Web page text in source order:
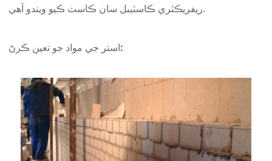
ريفريڪٽري ڪاسٽيبل سان ڪاسٽ ڪيو ويندو آهي.
استر جي مواد جو تعين ڪرڻ: